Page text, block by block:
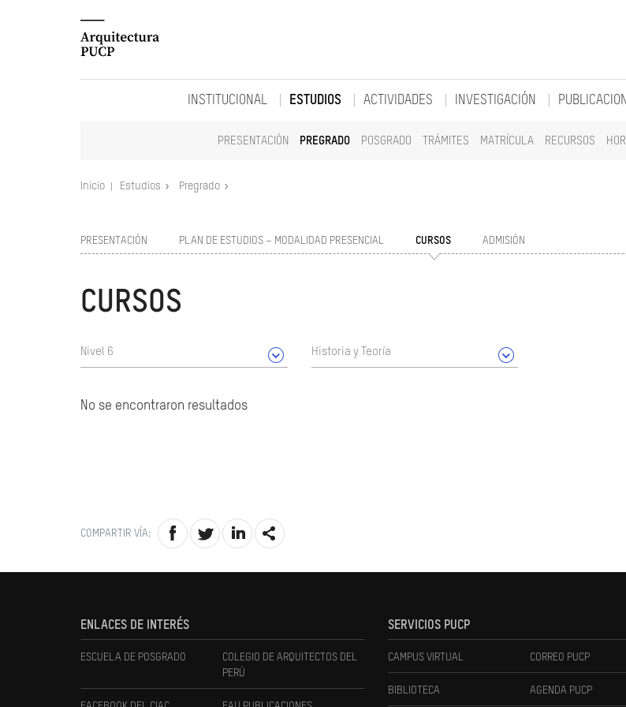
INSTITUCIONAL ESTUDIOS
PRESENTACIÓN PREGRADO POSGRADO TRÁMITES MATRÍCULA RECURSOS
ACTIVIDADES INVESTIGACIÓN
Inicio Estudios Pregrado
PRESENTACIÓN PLAN DE ESTUDIOS – MODALIDAD PRESENCIAL CURSOS ADMISIÓN
CURSOS
Nivel 6 Historia y Teoría
No se encontraron resultados
COMPARTIR VÍA:
ENLACES DE INTERÉS
ESCUELA DE POSGRADO
COLEGIO DE ARQUITECTOS DEL
PERÚ
SERVICIOS PUCP
CAMPUS VIRTUAL CORREO PUCP
BIBLIOTECA AGENDA PUCP